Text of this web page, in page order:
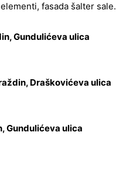
fasada šalter sale.
Gundulićeva ulica
Draškovićeva ulica
Gundulićeva ulica